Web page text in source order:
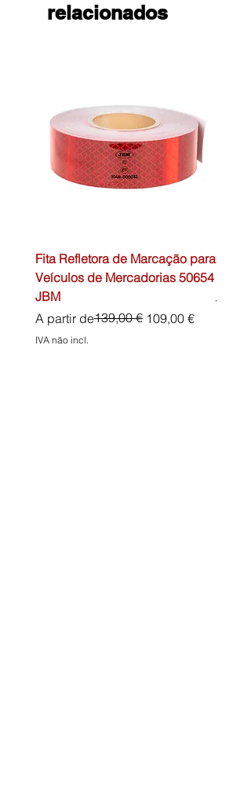
relacionados
Fita Refletora de Marcação para
Veículos de Mercadorias 50654
JBM
A partir de
Preço normal139,00 € 109,00 €
Preço promocional
IVA não incl.
Preço
45,00 €